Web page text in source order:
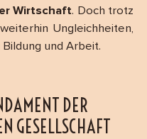
Wirtschaft. Doch trotz
Ungleichheiten,
und Arbeit.
DER
GESELLSCHAFT